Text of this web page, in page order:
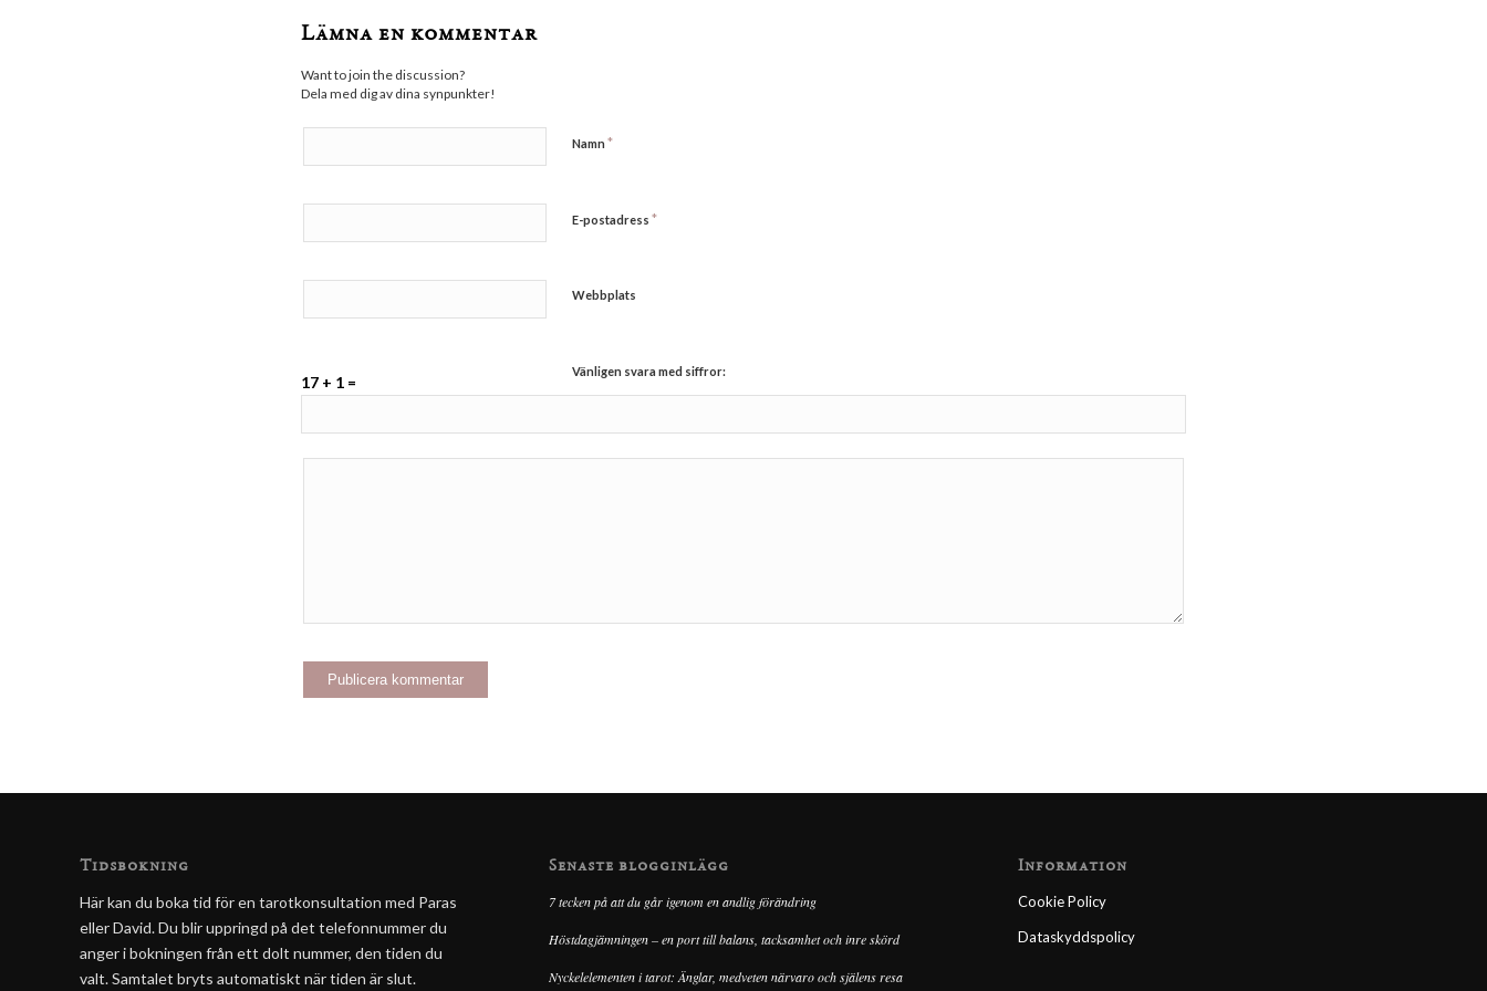
Lämna en kommentar
Want to join the discussion?
Dela med dig av dina synpunkter!
Namn *
E-postadress *
Webbplats
Vänligen svara med siffror:
17 + 1 =
Tidsbokning
Här kan du boka tid för en tarotkonsultation med Paras
eller David. Du blir uppringd på det telefonnummer du
anger i bokningen från ett dolt nummer, den tiden du
valt. Samtalet bryts automatiskt när tiden är slut.
Senaste blogginlägg
7 tecken på att du går igenom en andlig förändring
Höstdagjämningen – en port till balans, tacksamhet och inre skörd
Nyckelelementen i tarot: Änglar, medveten närvaro och själens resa
Information
Cookie Policy
Dataskyddspolicy